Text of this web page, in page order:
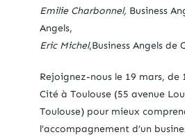
Emilie Charbonnel, Business
Angels,
Eric Michel,Business Angels de
Rejoignez-nous le 19 mars, de
Cité à Toulouse (55 avenue
Toulouse) pour mieux
l’accompagnement d’un